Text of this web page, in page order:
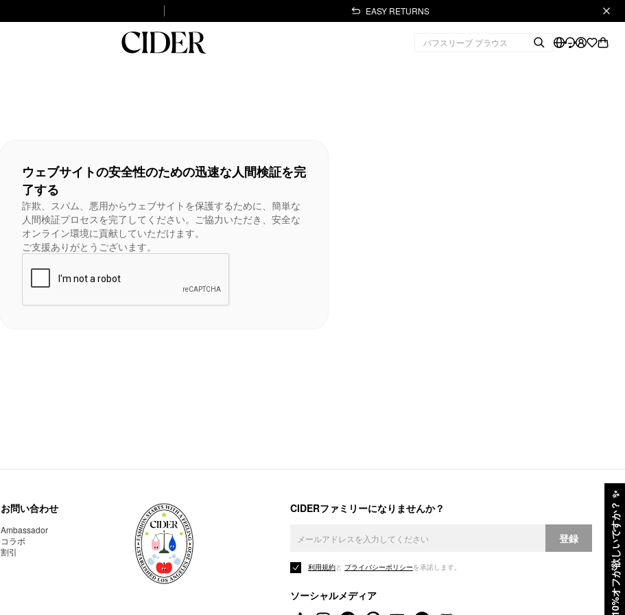
EASY RETURNS
10%オフが欲しいですか？
✨
ウェブサイトの安全性のための迅速な人間検証を完
了する
詐欺、スパム、悪用からウェブサイトを保護するために、簡単な
人間検証プロセスを完了してください。ご協力いただき、安全な
オンライン環境に貢献していただけます。
ご支援ありがとうございます。
お問い合わせ
Ambassador
コラボ
割引
CIDERファミリーになりませんか？
登録
利用規約と プライバシーポリシーを承諾します。
ソーシャルメディア